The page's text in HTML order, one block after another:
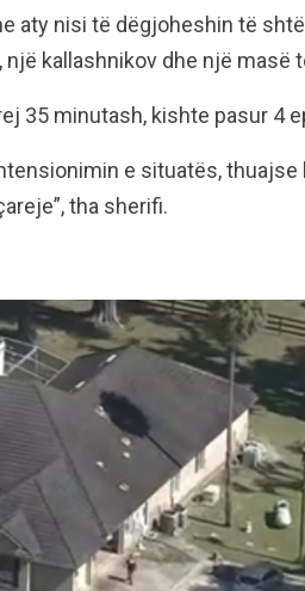
aty nisi të dëgjoheshin të
kallashnikov dhe një masë
35 minutash, kishte pasur 4
e situatës,
tha sherifi.